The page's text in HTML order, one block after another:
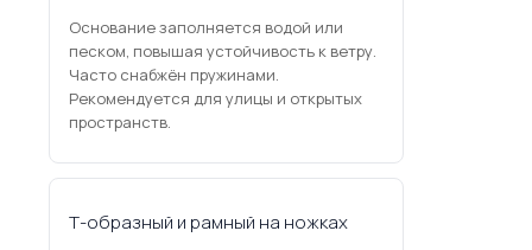
Основание заполняется водой или
песком, повышая устойчивость к ветру.
Часто снабжён пружинами.
Рекомендуется для улицы и открытых
пространств.
Т-образный и рамный на ножках